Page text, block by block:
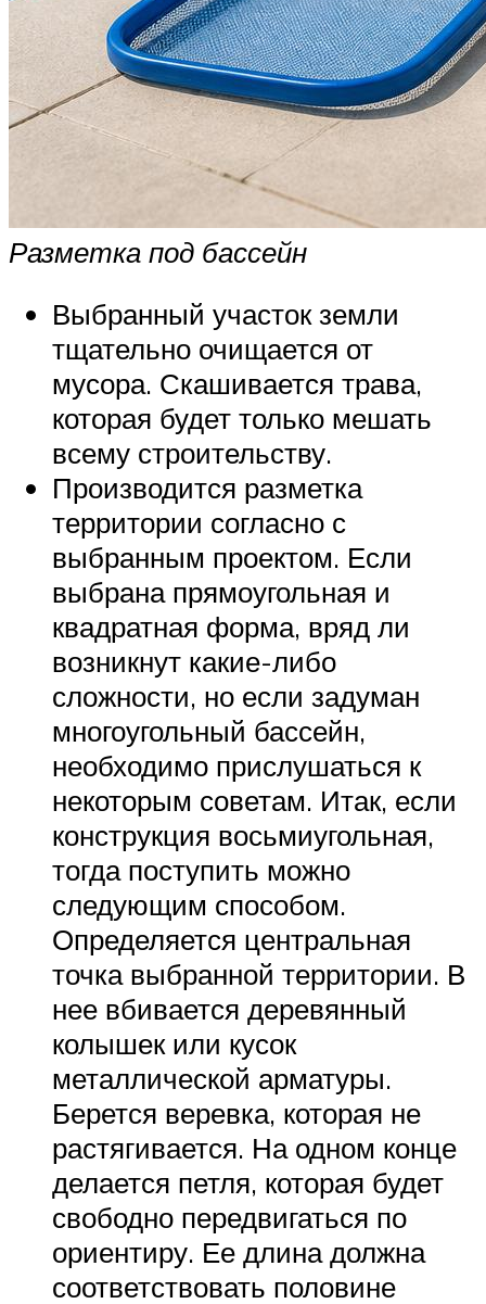
Разметка под бассейн
Выбранный участок земли
тщательно очищается от
мусора. Скашивается трава,
которая будет только мешать
всему строительству.
Производится разметка
территории согласно с
выбранным проектом. Если
выбрана прямоугольная и
квадратная форма, вряд ли
возникнут какие-либо
сложности, но если задуман
многоугольный бассейн,
необходимо прислушаться к
некоторым советам. Итак, если
конструкция восьмиугольная,
тогда поступить можно
следующим способом.
Определяется центральная
точка выбранной территории. В
нее вбивается деревянный
колышек или кусок
металлической арматуры.
Берется веревка, которая не
растягивается. На одном конце
делается петля, которая будет
свободно передвигаться по
ориентиру. Ее длина должна
соответствовать половине